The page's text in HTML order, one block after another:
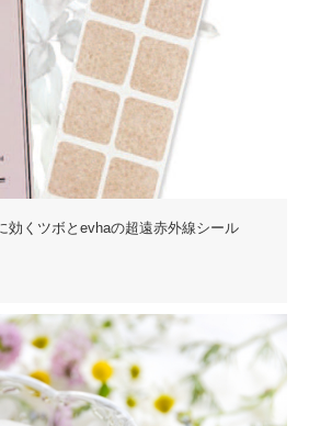
効くツボとevhaの超遠赤外線シール